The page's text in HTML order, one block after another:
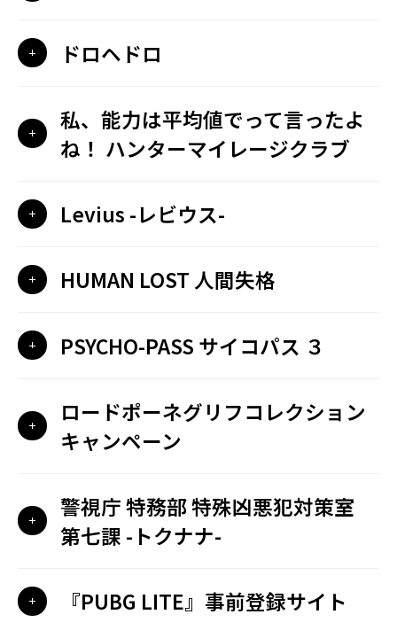
ドロヘドロ
私、能力は平均値でって言ったよ
ね！ ハンターマイレージクラブ
Levius -レビウス-
HUMAN LOST 人間失格
PSYCHO-PASS サイコパス ３
ロードポーネグリフコレクション
キャンペーン
警視庁 特務部 特殊凶悪犯対策室
第七課 -トクナナ-
『PUBG LITE』事前登録サイト